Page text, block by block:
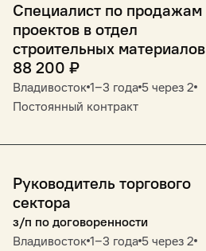
Специалист по продажам
проектов в отдел
строительных материалов
88 200 ₽
Владивосток 1‒3 года 5 через 2
Постоянный контракт
Руководитель торгового
сектора
з/п по договоренности
Владивосток 1‒3 года 5 через 2